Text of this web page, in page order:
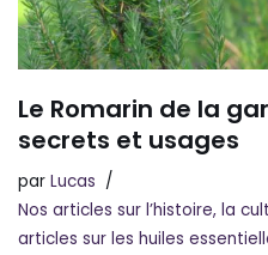
Le Romarin de la
secrets et usages
par Lucas
Nos articles sur l’histoire, la
articles sur les huiles